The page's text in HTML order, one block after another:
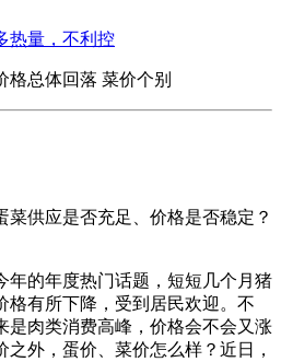
热量，不利控
格总体回落 菜价个别
供应是否充足、价格是否稳定？
年度热门话题，短短几个月猪
格有所下降，受到居民欢迎。不
是肉类消费高峰，价格会不会又涨
外，蛋价、菜价怎么样？近日，